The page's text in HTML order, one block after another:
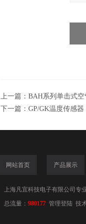
上一篇： BAH系列单击式空
下一篇： GP/GK温度传感器
网站首页 产品展示
上海凡宜科技电子有限公司专
总流量： 980177 管理登陆 技